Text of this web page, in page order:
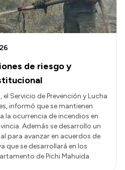
de riesgo y
Servicio de Prevención y Lucha
informó que se mantienen
la ocurrencia de incendios en
Además se desarrollo un
para avanzar en acuerdos de
que se desarrollará en los
de Pichi Mahuida.